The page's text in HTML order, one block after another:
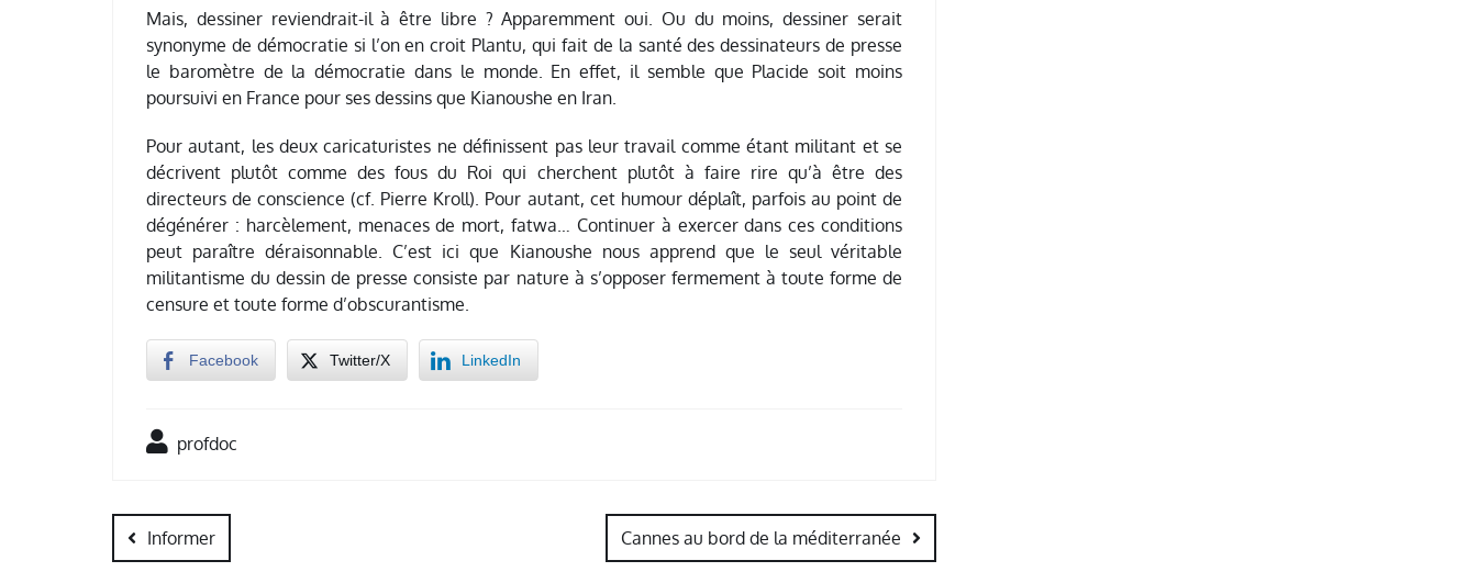
Mais, dessiner reviendrait-il à être libre ? Apparemment oui. Ou du moins, dessiner serait
synonyme de démocratie si l’on en croit Plantu, qui fait de la santé des dessinateurs de presse
le baromètre de la démocratie dans le monde. En effet, il semble que Placide soit moins
poursuivi en France pour ses dessins que Kianoushe en Iran.
Pour autant, les deux caricaturistes ne définissent pas leur travail comme étant militant et se
décrivent plutôt comme des fous du Roi qui cherchent plutôt à faire rire qu’à être des
directeurs de conscience (cf. Pierre Kroll). Pour autant, cet humour déplaît, parfois au point de
dégénérer : harcèlement, menaces de mort, fatwa… Continuer à exercer dans ces conditions
peut paraître déraisonnable. C’est ici que Kianoushe nous apprend que le seul véritable
militantisme du dessin de presse consiste par nature à s’opposer fermement à toute forme de
censure et toute forme d’obscurantisme.
Facebook Twitter/X LinkedIn
profdoc
deInformer Cannes au bord de la méditerranée